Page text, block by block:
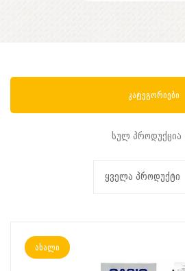
კატეგორიები
სულ პროდუქცია
ახალი